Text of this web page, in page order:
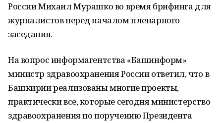
России Михаил Мурашко во время брифинга для
журналистов перед началом пленарного
заседания.
На вопрос информагентства «Башинформ»
министр здравоохранения России ответил, что в
Башкирии реализованы многие проекты,
практически все, которые сегодня министерство
здравоохранения по поручению Президента